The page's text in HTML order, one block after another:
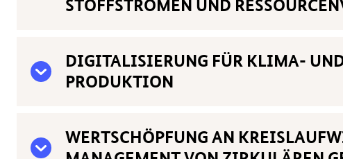
STOFFSTRÖMEN UND
DIGITALISIERUNG FÜR KLIMA-
PRODUKTION
WERTSCHÖPFUNG AN